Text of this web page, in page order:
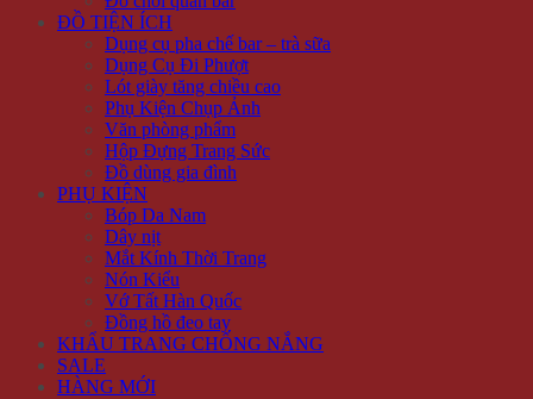
ĐỒ TIỆN ÍCH
Dụng cụ pha chế bar – trà sữa
Dụng Cụ Đi Phượt
Lót giày tăng chiều cao
Phụ Kiện Chụp Ảnh
Văn phòng phẩm
Hộp Đựng Trang Sức
Đồ dùng gia đình
PHỤ KIỆN
Bóp Da Nam
Dây nịt
Mắt Kính Thời Trang
Nón Kiểu
Vớ Tất Hàn Quốc
Đồng hồ đeo tay
KHẨU TRANG CHỐNG NẮNG
SALE
HÀNG MỚI